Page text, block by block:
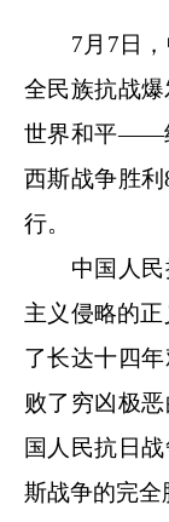
7月7日，
全民族抗战
世界和平——
西斯战争胜
行。
中国人民
主义侵略的
了长达十四
败了穷凶极
国人民抗日
斯战争的完全